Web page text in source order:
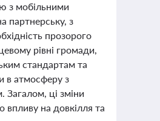
з мобільними
партнерську, з
прозорого
рівні громади,
стандартам та
в атмосферу з
ці зміни
на довкілля та